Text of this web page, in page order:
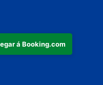
á Booking.com